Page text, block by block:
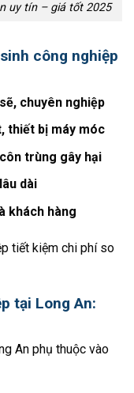
uy tín – giá tốt 2025
công nghiệp
chuyên nghiệp
thiết bị máy móc
trùng gây hại
dài
khách hàng
tiết kiệm chi phí so
tại Long An:
An phụ thuộc vào